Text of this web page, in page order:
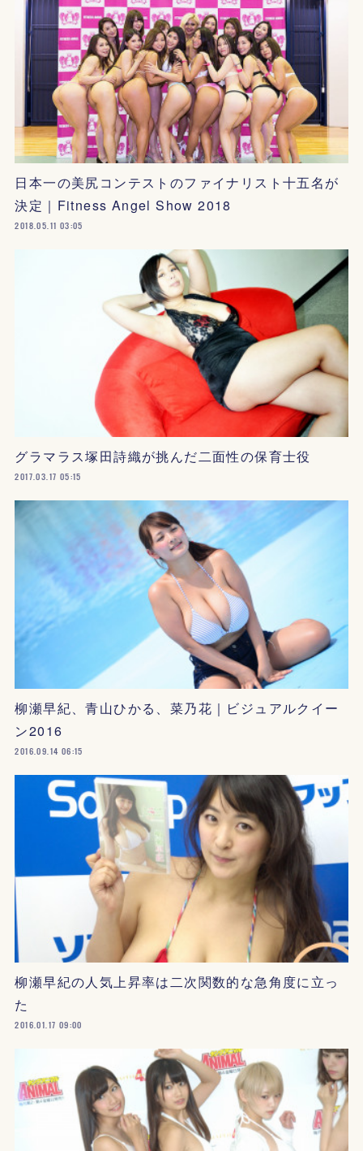
日本一の美尻コンテストのファイナリスト十五名が
決定｜Fitness Angel Show 2018
2018.05.11 03:05
グラマラス塚田詩織が挑んだ二面性の保育士役
2017.03.17 05:15
柳瀬早紀、青山ひかる、菜乃花｜ビジュアルクイー
ン2016
2016.09.14 06:15
柳瀬早紀の人気上昇率は二次関数的な急角度に立っ
た
2016.01.17 09:00